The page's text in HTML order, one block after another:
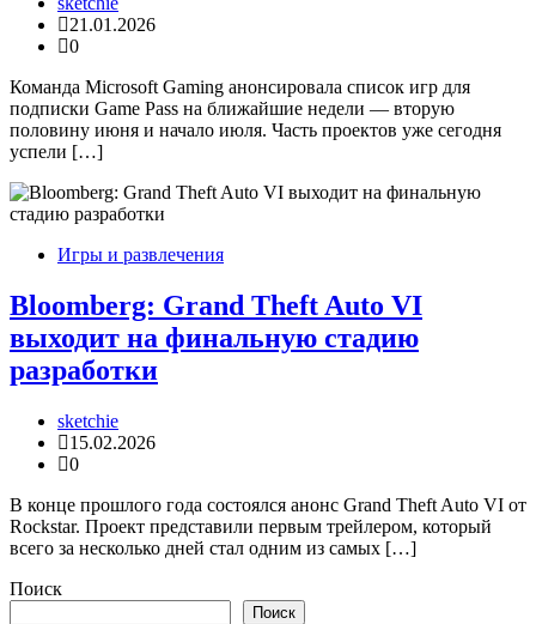
21.01.2026
0
Команда Microsoft Gaming анонсировала список игр для
подписки Game Pass на ближайшие недели — вторую
половину июня и начало июля. Часть проектов уже сегодня
успели […]
Игры и развлечения
Bloomberg: Grand Theft Auto VI
выходит на финальную стадию
разработки
sketchie
15.02.2026
0
В конце прошлого года состоялся анонс Grand Theft Auto VI от
Rockstar. Проект представили первым трейлером, который
всего за несколько дней стал одним из самых […]
Поиск
Поиск